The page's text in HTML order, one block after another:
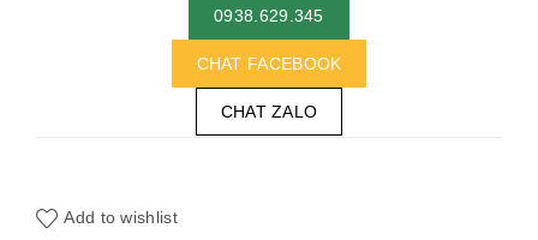
0938.629.345
CHAT FACEBOOK
CHAT ZALO
Add to wishlist